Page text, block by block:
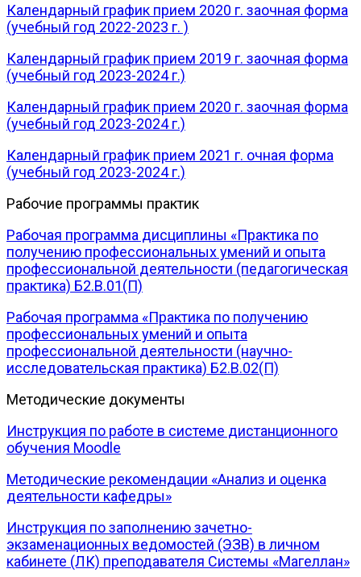
Календарный график прием 2020 г. заочная форма
(учебный год 2022-2023 г. )
Календарный график прием 2019 г. заочная форма
(учебный год 2023-2024 г.)
Календарный график прием 2020 г. заочная форма
(учебный год 2023-2024 г.)
Календарный график прием 2021 г. очная форма
(учебный год 2023-2024 г.)
Рабочие программы практик
Рабочая программа дисциплины «Практика по
получению профессиональных умений и опыта
профессиональной деятельности (педагогическая
практика) Б2.В.01(П)
Рабочая программа «Практика по получению
профессиональных умений и опыта
профессиональной деятельности (научно-
исследовательская практика) Б2.В.02(П)
Методические документы
Инструкция по работе в системе дистанционного
обучения Moodle
Методические рекомендации «Анализ и оценка
деятельности кафедры»
Инструкция по заполнению зачетно-
экзаменационных ведомостей (ЭЗВ) в личном
кабинете (ЛК) преподавателя Системы «Магеллан»